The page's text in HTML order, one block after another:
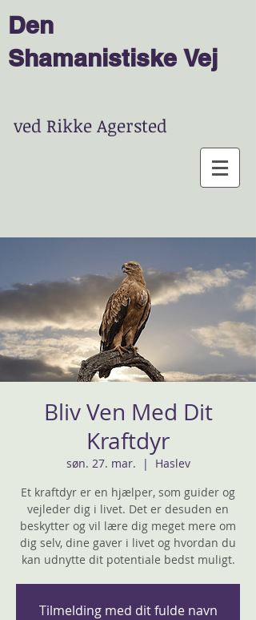
Den
Shamanistiske Vej
ved Rikke Agersted
Bliv Ven Med Dit
Kraftdyr
søn. 27. mar.
  |
Haslev
Et kraftdyr er en hjælper, som guider og
vejleder dig i livet. Det er desuden en
beskytter og vil lære dig meget mere om
dig selv, dine gaver i livet og hvordan du
Tilmelding med dit fulde navn